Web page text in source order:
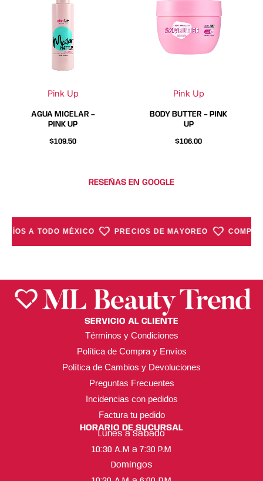
Pink Up
AGUA MICELAR –
PINK UP
$109.50
Pink Up
múltiples
variantes.
Las
pueden
elegir
en
la
BODY BUTTER – PINK
UP
$106.00
múltiples
variantes.
Las
pueden
elegir
la
RESEÑAS EN GOOGLE
A TODO MÉXICO PRECIOS DE MAYOREO
SERVICIO AL CLIENTE
Términos y Condiciones
Política de Compra y Envíos
Política de Cambios y Devoluciones
Preguntas Frecuentes
Incidencias con pedidos
Factura tu pedido
HORARIO DE SUCURSAL
Lunes a Sábado
10:30 A.M a 7:30 P.M
Domingos